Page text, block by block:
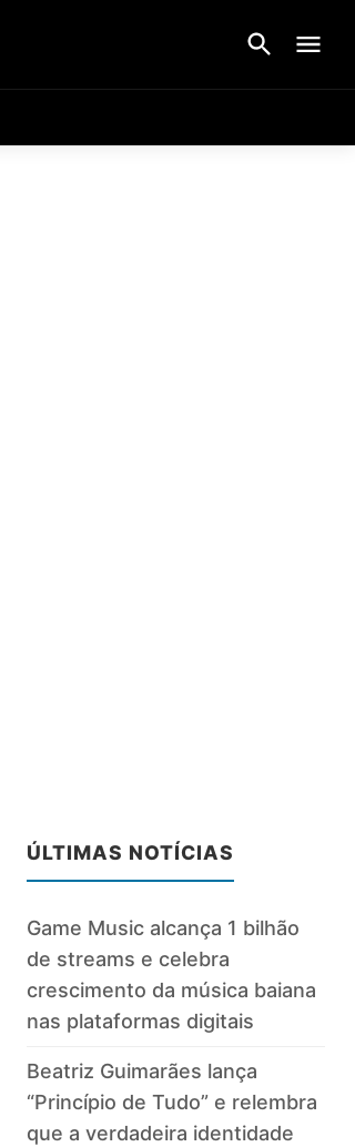
ÚLTIMAS NOTÍCIAS
Game Music alcança 1 bilhão
de streams e celebra
crescimento da música baiana
nas plataformas digitais
Beatriz Guimarães lança
“Princípio de Tudo” e relembra
que a verdadeira identidade